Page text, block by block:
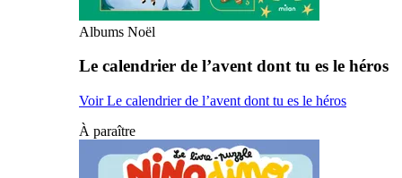
Albums Noël
Le calendrier de l’avent dont tu es le héros
Voir Le calendrier de l’avent dont tu es le héros
À paraître